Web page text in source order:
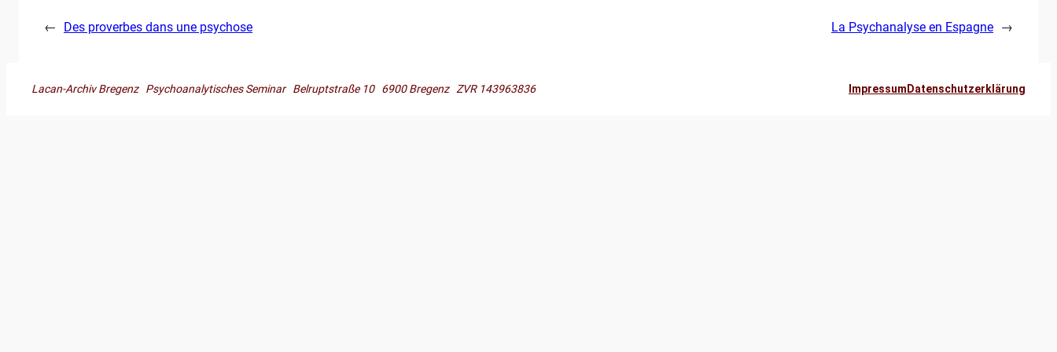
← Des proverbes dans une psychose La Psychanalyse en Espagne →
Lacan-Archiv Bregenz Psychoanalytisches Seminar Belruptstraße 10 6900 Bregenz ZVR 143963836 Impressum Datenschutzerklärung